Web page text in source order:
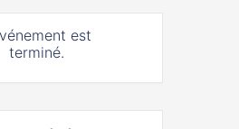
est
terminé.